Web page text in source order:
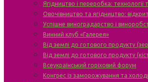
Ягідництво і переробка: технології
Овочівництво та ягідництво:
Успішне виноградарство і
Винний клуб «Галерея»
Від землі до готового продукту
Від землі до готового продукту
Всеукраїнський горіховий форум
Конгрес із заморожування та